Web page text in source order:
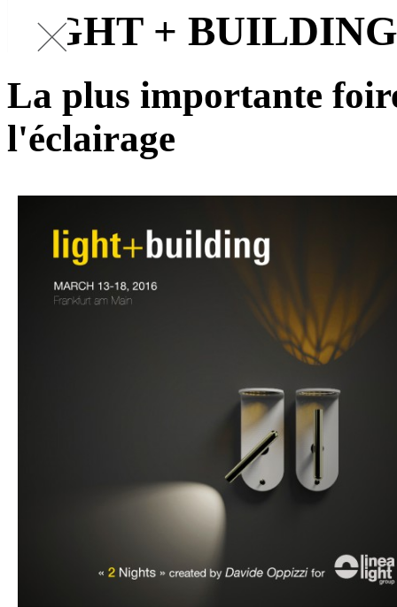
LIGHT +
La plus importante
l'éclairage